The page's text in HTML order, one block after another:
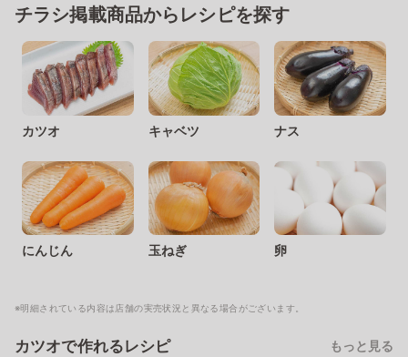
チラシ掲載商品からレシピを探す
カツオ キャベツ ナス
にんじん 玉ねぎ 卵
※明細されている内容は店舗の実売状況と異なる場合がございます。
カツオで作れるレシピ もっと見る